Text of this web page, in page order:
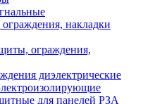
накладки
ограждения,
диэлектрические
для панелей РЗА